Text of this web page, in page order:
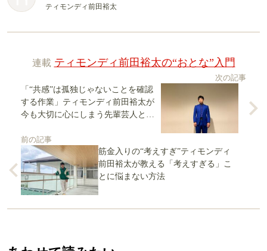
ティモンディ前田裕太
連載 ティモンディ前田裕太の“おとな”入門
次の記事
「“共感”は孤独じゃないことを確認
する作業」ティモンディ前田裕太が
今も大切に心にしまう先輩芸人との
前の記事
筋金入りの“考えすぎ”ティモンディ
前田裕太が教える「考えすぎる」こ
とに悩まない方法